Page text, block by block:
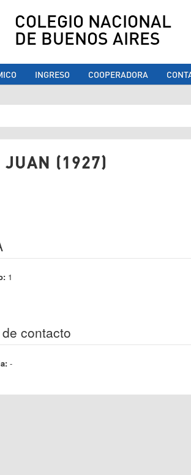
COLEGIO NACIONAL
DE BUENOS AIRES
INGRESO COOPERADORA
usted aquí
JUAN (1927)
1
contacto
-